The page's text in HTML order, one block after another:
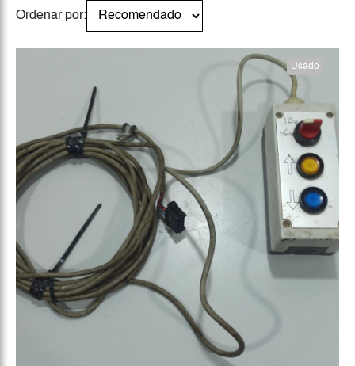
Ordenar por:
Usado